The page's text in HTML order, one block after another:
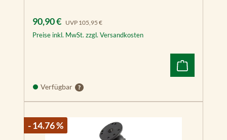
Verkaufspreis:
90,90 € UVP 105,95 €
Preise inkl. MwSt. zzgl. Versandkosten
Verfügbar
- 14.76 %